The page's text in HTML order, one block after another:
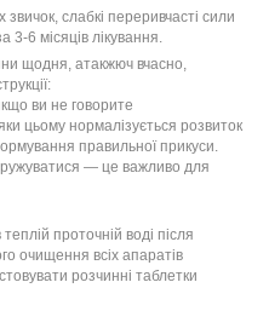
звичок, слабкі переривчасті сили
3-6 місяців лікування.
щодня, атакжюч вчасно,
ви не говорите
цьому нормалізується розвиток
правильної прикуси.
— це важливо для
проточній воді після
очищення всіх апаратів
розчинні таблетки